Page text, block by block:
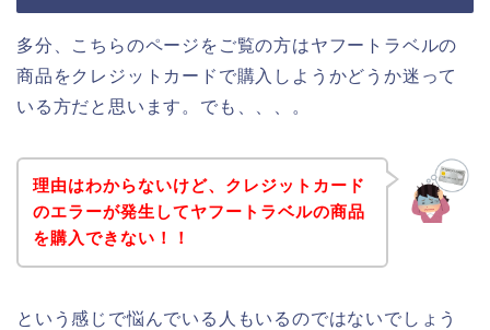
多分、こちらのページをご覧の方はヤフートラベルの
商品をクレジットカードで購入しようかどうか迷って
いる方だと思います。でも、、、。
理由はわからないけど、クレジットカード
のエラーが発生してヤフートラベルの商品
を購入できない！！
という感じで悩んでいる人もいるのではないでしょう